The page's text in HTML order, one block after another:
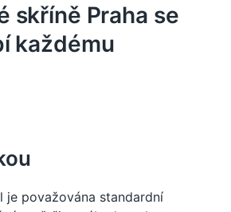
skříně Praha se
každému
je považována standardní